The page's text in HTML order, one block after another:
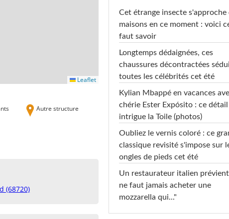
Leaflet
Autre structure
(68720)
Cet étrange insecte s'approche
maisons en ce moment : voici
faut savoir
Longtemps dédaignées, ces
chaussures décontractées
toutes les célébrités cet été
Kylian Mbappé en vacances
chérie Ester Expósito : ce détail
intrigue la Toile (photos)
Oubliez le vernis coloré : ce
classique revisité s'impose sur
ongles de pieds cet été
Un restaurateur italien prévient
ne faut jamais acheter une
mozzarella qui..."